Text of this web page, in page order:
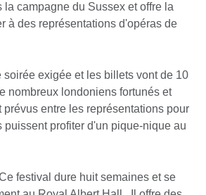
la campagne du Sussex et offre la
à des représentations d'opéras de
soirée exigée et les billets vont de 10
nombreux londoniens fortunés et
entre les représentations pour
puissent profiter d'un pique-nique au
festival dure huit semaines et se